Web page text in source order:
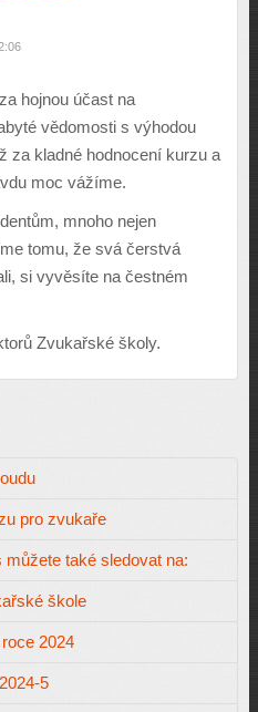
hojnou účast na
vědomosti s výhodou
za kladné hodnocení kurzu a
moc vážíme.
mnoho nejen
tomu, že svá čerstvá
si vyvěsíte na čestném
Zvukařské školy.
pro zvukaře
také sledovat na:
škole
2024
5